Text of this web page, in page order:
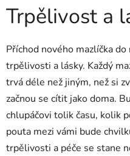
Trpělivost a
Příchod nového mazlíčka
trpělivosti a lásky. Každý
trvá déle než jiným, než si
začnou se cítit jako doma.
chlupáčovi tolik času, kolik
pouta mezi vámi bude
trpělivosti a péče se stane